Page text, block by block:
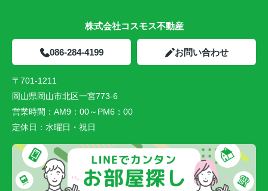
株式会社コスモス不動産
086-284-4199 お問い合わせ
〒701-1211
岡山県岡山市北区一宮773-6
営業時間： AM9：00～PM6：00
定休日： 水曜日・祝日